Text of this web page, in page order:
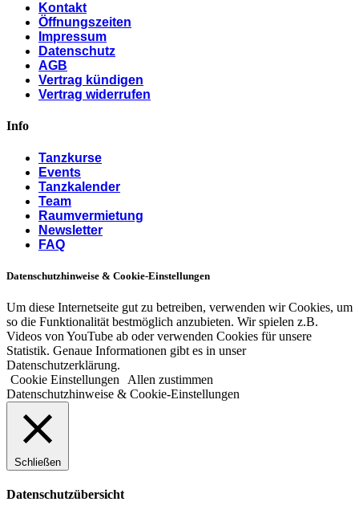
Kontakt
Öffnungszeiten
Impressum
Datenschutz
AGB
Vertrag kündigen
Vertrag widerrufen
Info
Tanzkurse
Events
Tanzkalender
Team
Raumvermietung
Newsletter
FAQ
Datenschutzhinweise & Cookie-Einstellungen
Um diese Internetseite gut zu betreiben, verwenden wir Cookies, um
so die Funktionalität bestmöglich anzubieten. Wir spielen z.B.
Videos von YouTube ab oder verwenden Cookies für unsere
Statistik. Genaue Informationen gibt es in unser
Datenschutzerklärung.
Cookie Einstellungen
Allen zustimmen
Datenschutzhinweise & Cookie-Einstellungen
Schließen
Datenschutzübersicht